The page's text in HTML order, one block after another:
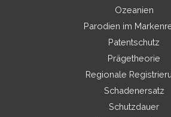
Ozeanien
Parodien im
Patentschutz
Prägetheorie
Regionale
Schadenersatz
Schutzdauer